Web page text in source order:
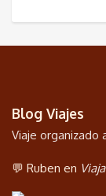
Blog Viajes
Viaje organizado
💬 Ruben en